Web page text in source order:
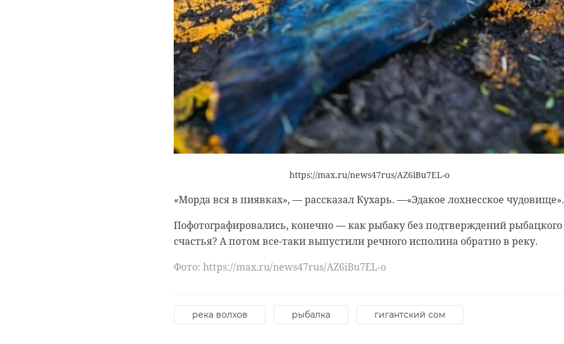
https://max.ru/news47rus/AZ6iBu7EL-o
«Морда вся в пиявках», — рассказал Кухарь. —«Эдакое лохнесское чудовище».
Пофотографировались, конечно — как рыбаку без подтверждений рыбацкого
счастья? А потом все-таки выпустили речного исполина обратно в реку.
Фото: https://max.ru/news47rus/AZ6iBu7EL-o
река волхов рыбалка гигантский сом